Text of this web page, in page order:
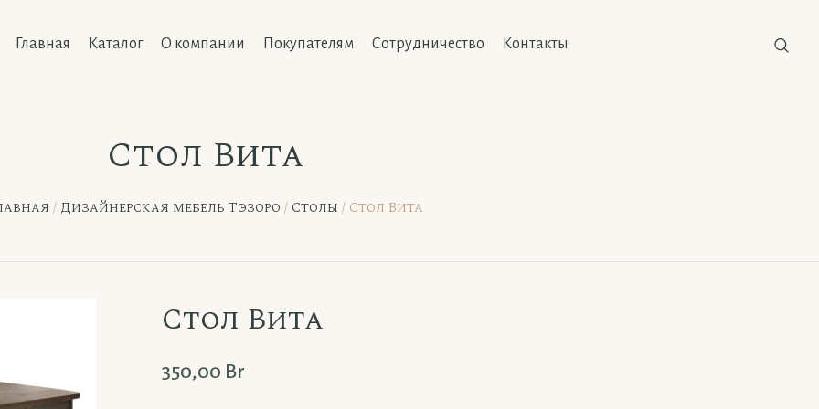
Главная Каталог О компании Покупателям Сотрудничество Контакты
Стол Вита
/ Дизайнерская мебель Тэзоро / Столы / Стол Вита
Стол Вита
350,00 Br